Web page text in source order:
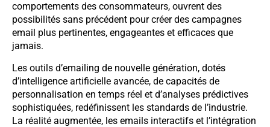
comportements des consommateurs, ouvrent des
possibilités sans précédent pour créer des campagnes
email plus pertinentes, engageantes et efficaces que
jamais.
Les outils d’emailing de nouvelle génération, dotés
d’intelligence artificielle avancée, de capacités de
personnalisation en temps réel et d’analyses prédictives
sophistiquées, redéfinissent les standards de l’industrie.
La réalité augmentée, les emails interactifs et l’intégration